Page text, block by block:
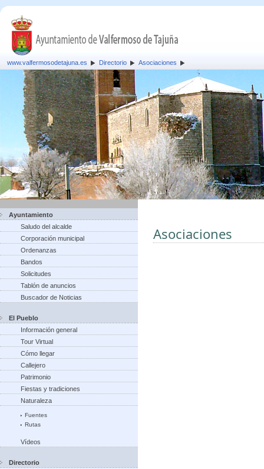
www.valfermosodetajuna.es Directorio Asociaciones
Ayuntamiento
Saludo del alcalde
Corporación municipal
Ordenanzas
Bandos
Solicitudes
Tablón de anuncios
Buscador de Noticias
El Pueblo
Información general
Tour Virtual
Cómo llegar
Callejero
Patrimonio
Fiestas y tradiciones
Naturaleza
Fuentes
Rutas
Vídeos
Directorio
Asociaciones